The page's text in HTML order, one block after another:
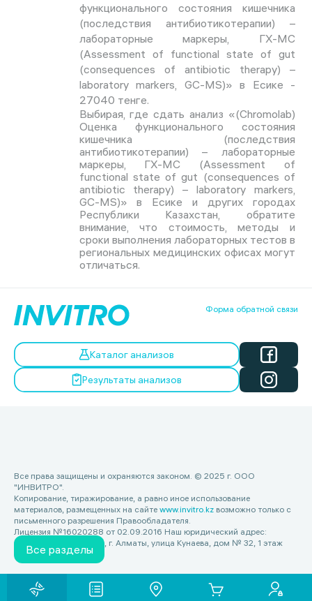
Все разделы
функционального состояния кишечника
(последствия антибиотикотерапии) –
лабораторные маркеры, ГХ-МС
(Assessment of functional state of gut
(consequences of antibiotic therapy) –
laboratory markers, GC-MS)» в Есике -
27040 тенге.
Выбирая, где сдать анализ «(Сhromolab)
Оценка функционального состояния
кишечника (последствия
антибиотикотерапии) – лабораторные
маркеры, ГХ-МС (Assessment of
functional state of gut (consequences of
antibiotic therapy) – laboratory markers,
GC-MS)» в Есике и других городах
Республики Казахстан, обратите
внимание, что стоимость, методы и
сроки выполнения лабораторных тестов в
региональных медицинских офисах могут
отличаться.
Форма обратной связи
Каталог анализов
Результаты анализов
Все права защищены и охраняются законом. © 2025 г. ООО
"ИНВИТРО".
Копирование, тиражирование, а равно иное использование
материалов, размещенных на сайте www.invitro.kz возможно только с
письменного разрешения Правообладателя.
Лицензия №16020288 от 02.09.2016 Наш юридический адрес:
Республика Казахстан, г. Алматы, улица Кунаева, дом № 32, 1 этаж